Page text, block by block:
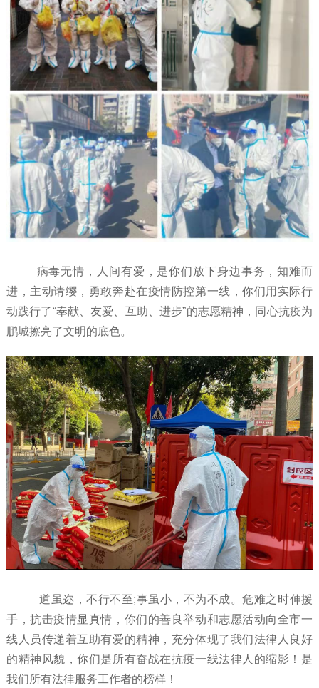
病毒无情，人间有爱，是你们放下身边事务，知难而
进，主动请缨，勇敢奔赴在疫情防控第一线，你们用实际行
动践行了“奉献、友爱、互助、进步”的志愿精神，同心抗疫为
鹏城擦亮了文明的底色。
道虽迩，不行不至;事虽小，不为不成。危难之时伸援
手，抗击疫情显真情，你们的善良举动和志愿活动向全市一
线人员传递着互助有爱的精神，充分体现了我们法律人良好
的精神风貌，你们是所有奋战在抗疫一线法律人的缩影！是
我们所有法律服务工作者的榜样！